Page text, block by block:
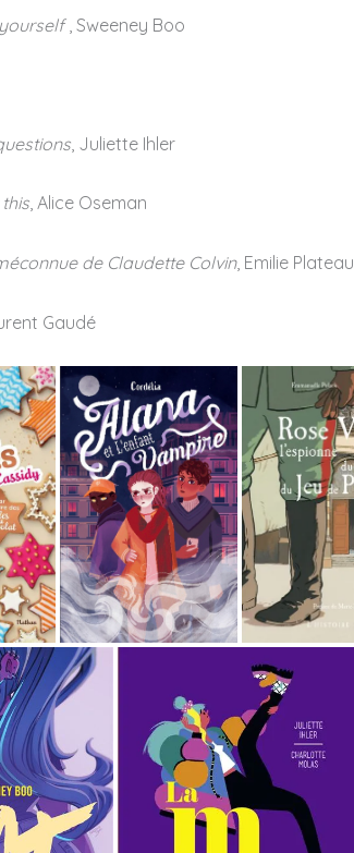
, Sweeney Boo
, Juliette Ihler
, Alice Oseman
de Claudette Colvin, Emilie Plateau
Gaudé